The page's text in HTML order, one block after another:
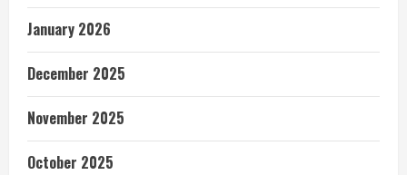
January 2026
December 2025
November 2025
October 2025